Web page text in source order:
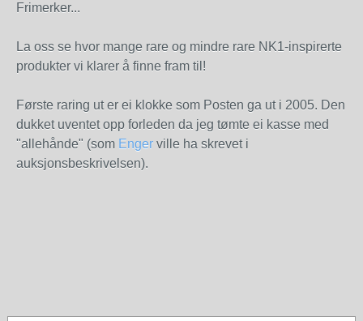
Frimerker...
La oss se hvor mange rare og mindre rare NK1-inspirerte
produkter vi klarer å finne fram til!
Første raring ut er ei klokke som Posten ga ut i 2005. Den
dukket uventet opp forleden da jeg tømte ei kasse med
"allehånde" (som Enger ville ha skrevet i
auksjonsbeskrivelsen).